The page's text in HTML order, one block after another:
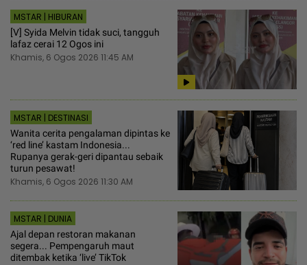
MSTAR | HIBURAN
[V] Syida Melvin tidak suci, tangguh
lafaz cerai 12 Ogos ini
Khamis, 6 Ogos 2026 11:45 AM
MSTAR | DESTINASI
Wanita cerita pengalaman dipintas ke
‘red line’ kastam Indonesia...
Rupanya gerak-geri dipantau sebaik
turun pesawat!
Khamis, 6 Ogos 2026 11:30 AM
MSTAR | DUNIA
Ajal depan restoran makanan
segera... Pempengaruh maut
ditembak ketika ‘live’ TikTok